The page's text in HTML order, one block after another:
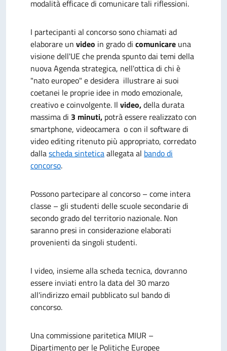
modalità efficace di comunicare tali riflessioni.
I partecipanti al concorso sono chiamati ad
elaborare un video in grado di comunicare una
visione dell'UE che prenda spunto dai temi della
nuova Agenda strategica, nell'ottica di chi è
"nato europeo" e desidera illustrare ai suoi
coetanei le proprie idee in modo emozionale,
creativo e coinvolgente. Il video,della durata
massima di 3 minuti, potrà essere realizzato con
smartphone, videocamera o con il software di
video editing ritenuto più appropriato, corredato
dallascheda sinteticaallegata al bando di
concorso.
Possono partecipare al concorso – come intera
classe – gli studenti delle scuole secondarie di
secondo grado del territorio nazionale. Non
saranno presi in considerazione elaborati
provenienti da singoli studenti.
I video, insieme alla scheda tecnica, dovranno
essere inviati entro la data del 30 marzo
all'indirizzo email pubblicato sul bando di
concorso.
Una commissione paritetica MIUR –
Dipartimento per le Politiche Europee